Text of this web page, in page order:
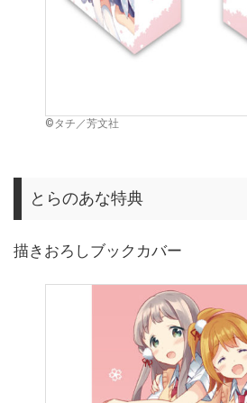
©タチ／芳文社
とらのあな特典
描きおろしブックカバー